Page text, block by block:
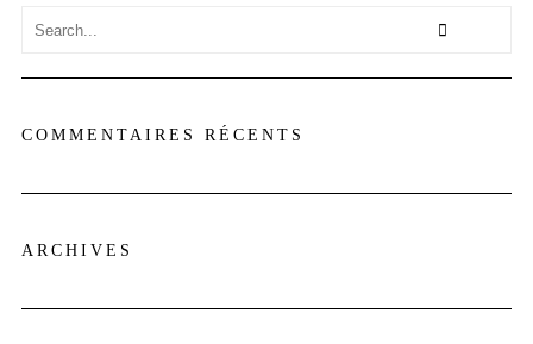
COMMENTAIRES RÉCENTS
ARCHIVES